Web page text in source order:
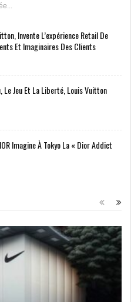
Invente L’expérience Retail De
Et Imaginaires Des Clients
Le Jeu Et La Liberté, Louis Vuitton
Imagine À Tokyo La « Dior Addict